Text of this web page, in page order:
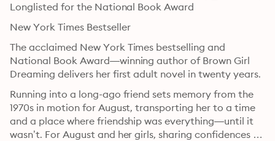
Longlisted for the National Book Award
New York Times Bestseller
The acclaimed New York Times bestselling and
National Book Award—winning author of Brown Girl
Dreaming delivers her first adult novel in twenty years.
Running into a long-ago friend sets memory from the
1970s in motion for August, transporting her to a time
and a place where friendship was everything—until it
wasn’t. For August and her girls, sharing confidences as